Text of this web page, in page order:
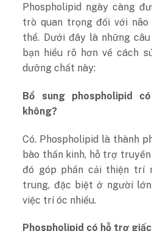
Phospholipid ngày càng
trò quan trọng đối với
thể. Dưới đây là những
bạn hiểu rõ hơn về cách
dưỡng chất này:
Bổ sung phospholipid
không?
Có. Phospholipid là thành
bào thần kinh, hỗ trợ
đó góp phần cải thiện trí
trung, đặc biệt ở người
việc trí óc nhiều.
Phospholipid có hỗ trợ